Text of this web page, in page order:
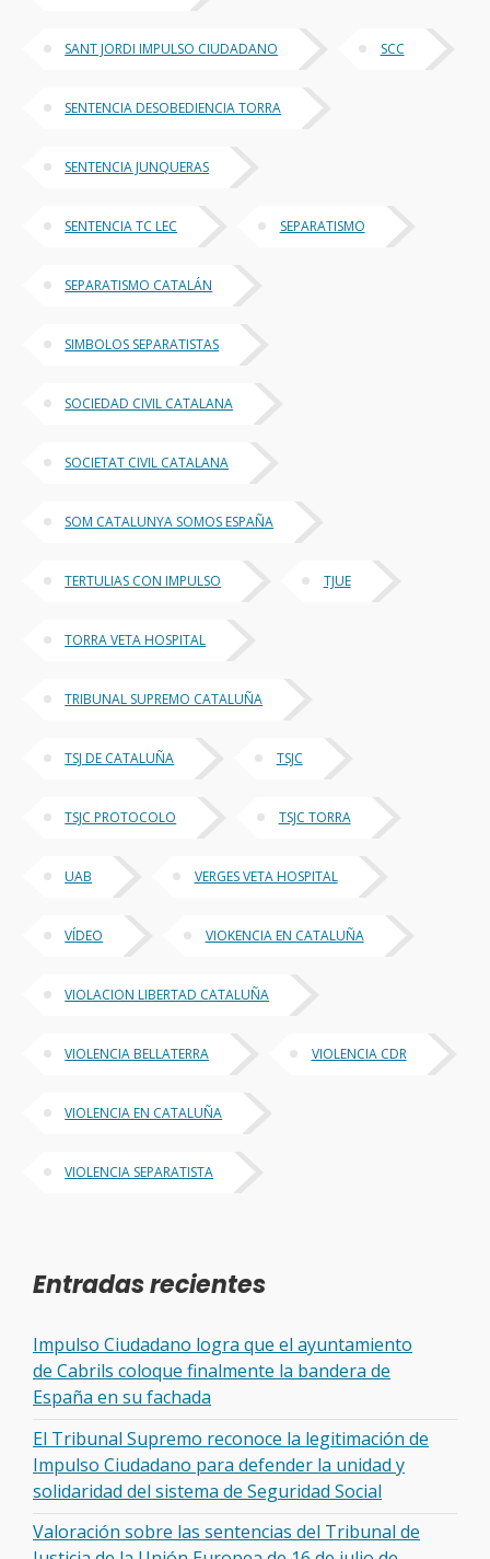
SANT JORDI IMPULSO CIUDADANO SCC
SENTENCIA DESOBEDIENCIA TORRA
SENTENCIA JUNQUERAS
SENTENCIA TC LEC SEPARATISMO
SEPARATISMO CATALÁN
SIMBOLOS SEPARATISTAS
SOCIEDAD CIVIL CATALANA
SOCIETAT CIVIL CATALANA
SOM CATALUNYA SOMOS ESPAÑA
TERTULIAS CON IMPULSO TJUE
TORRA VETA HOSPITAL
TRIBUNAL SUPREMO CATALUÑA
TSJ DE CATALUÑA TSJC
TSJC PROTOCOLO TSJC TORRA
UAB VERGES VETA HOSPITAL
VÍDEO VIOKENCIA EN CATALUÑA
VIOLACION LIBERTAD CATALUÑA
VIOLENCIA BELLATERRA VIOLENCIA CDR
VIOLENCIA EN CATALUÑA
VIOLENCIA SEPARATISTA
Entradas recientes
Impulso Ciudadano logra que el ayuntamiento
de Cabrils coloque finalmente la bandera de
España en su fachada
El Tribunal Supremo reconoce la legitimación de
Impulso Ciudadano para defender la unidad y
solidaridad del sistema de Seguridad Social
Valoración sobre las sentencias del Tribunal de